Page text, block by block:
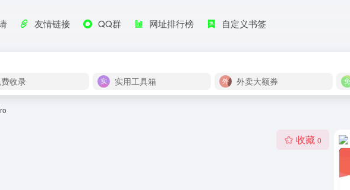
友情链接 QQ群 网址排行榜 自定义书签
收录 实用工具箱 外卖大额券
收藏 0